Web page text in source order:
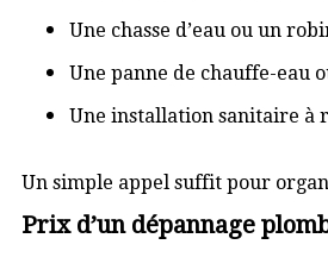
Une chasse d’eau ou un
Une panne de chauffe-eau
Une installation sanitaire à
Un simple appel suffit pour
Prix d’un dépannage